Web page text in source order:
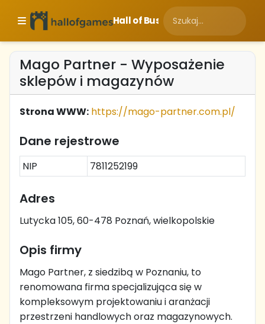
Hall of Business
Mago Partner - Wyposażenie
sklepów i magazynów
Strona WWW: https://mago-partner.com.pl/
Dane rejestrowe
NIP 7811252199
Adres
Lutycka 105, 60-478 Poznań, wielkopolskie
Opis firmy
Mago Partner, z siedzibą w Poznaniu, to
renomowana firma specjalizująca się w
kompleksowym projektowaniu i aranżacji
przestrzeni handlowych oraz magazynowych.